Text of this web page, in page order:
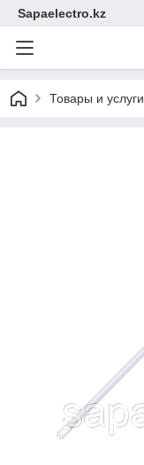
Sapaelectro.kz
Товары и услуги